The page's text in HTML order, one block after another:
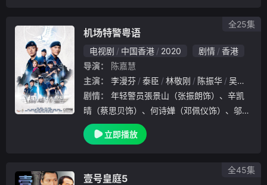
机场特警粤语
电视剧 中国香港 2020 剧情
香港
导演：
陈嘉慧
主演：
李漫芬 泰臣 林敬刚 陈振华 吴云甫
剧情：
晴（蔡思贝饰）、何诗嬅（邓佩仪饰）、邬冠
聪（朱敏瀚饰）为着不同原因，报考机场特警
。在教官文永强(关礼杰饰）的严厉指导下，
立即播放
全25集
壹号皇庭5
全45集